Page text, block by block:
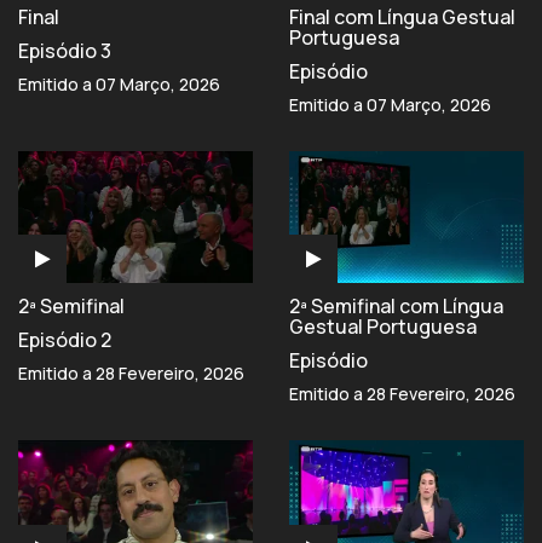
Final
Episódio 3
Emitido a 07 Março, 2026
Final com Língua Gestual
Portuguesa
Episódio
Emitido a 07 Março, 2026
2ª Semifinal
Episódio 2
Emitido a 28 Fevereiro, 2026
2ª Semifinal com Língua
Gestual Portuguesa
Episódio
Emitido a 28 Fevereiro, 2026